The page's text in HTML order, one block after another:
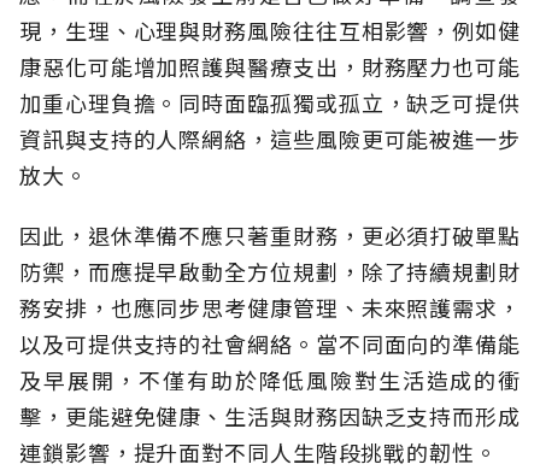
現，生理、心理與財務風險往往互相影響，例如健
康惡化可能增加照護與醫療支出，財務壓力也可能
加重心理負擔。同時面臨孤獨或孤立，缺乏可提供
資訊與支持的人際網絡，這些風險更可能被進一步
放大。
因此，退休準備不應只著重財務，更必須打破單點
防禦，而應提早啟動全方位規劃，除了持續規劃財
務安排，也應同步思考健康管理、未來照護需求，
以及可提供支持的社會網絡。當不同面向的準備能
及早展開，不僅有助於降低風險對生活造成的衝
擊，更能避免健康、生活與財務因缺乏支持而形成
連鎖影響，提升面對不同人生階段挑戰的韌性。